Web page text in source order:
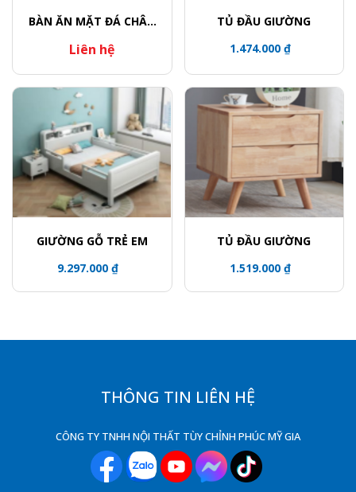
BÀN ĂN MẶT ĐÁ CHÂN
Liên hệ
TỦ ĐẦU GIƯỜNG
1.474.000 ₫
GIƯỜNG GỖ TRẺ EM
9.297.000 ₫
TỦ ĐẦU GIƯỜNG
1.519.000 ₫
THÔNG TIN LIÊN HỆ
CÔNG TY TNHH NỘI THẤT TÙY CHỈNH PHÚC MỸ GIA